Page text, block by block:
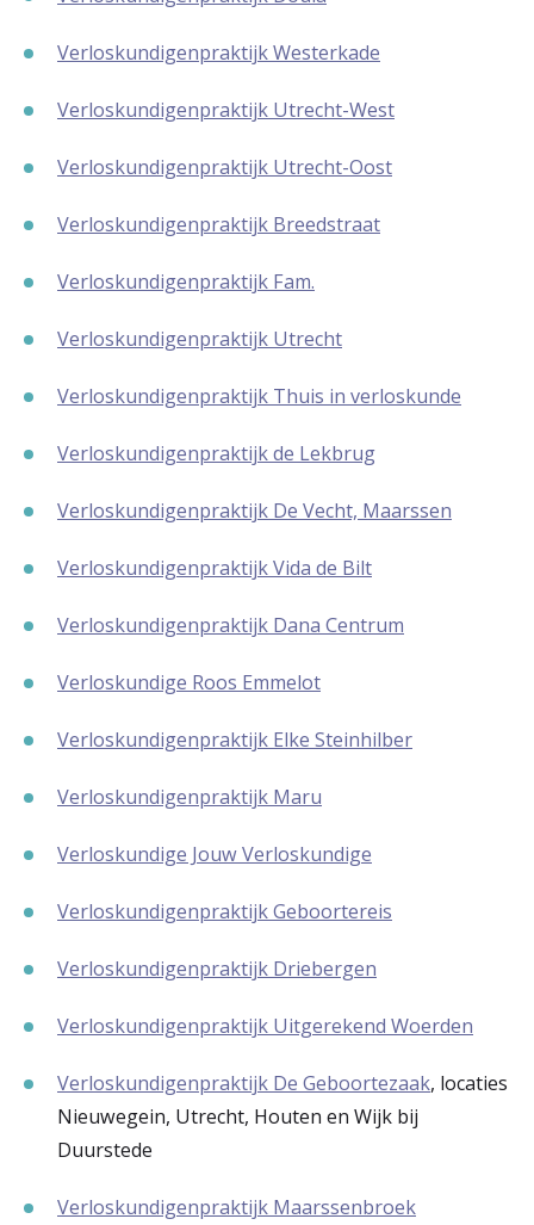
Verloskundigenpraktijk Westerkade
Verloskundigenpraktijk Utrecht-West
Verloskundigenpraktijk Utrecht-Oost
Verloskundigenpraktijk Breedstraat
Verloskundigenpraktijk Fam.
Verloskundigenpraktijk Utrecht
Verloskundigenpraktijk Thuis in verloskunde
Verloskundigenpraktijk de Lekbrug
Verloskundigenpraktijk De Vecht, Maarssen
Verloskundigenpraktijk Vida de Bilt
Verloskundigenpraktijk Dana Centrum
Verloskundige Roos Emmelot
Verloskundigenpraktijk Elke Steinhilber
Verloskundigenpraktijk Maru
Verloskundige Jouw Verloskundige
Verloskundigenpraktijk Geboortereis
Verloskundigenpraktijk Driebergen
Verloskundigenpraktijk Uitgerekend Woerden
Verloskundigenpraktijk De Geboortezaak, locaties
Nieuwegein, Utrecht, Houten en Wijk bij
Duurstede
Verloskundigenpraktijk Maarssenbroek